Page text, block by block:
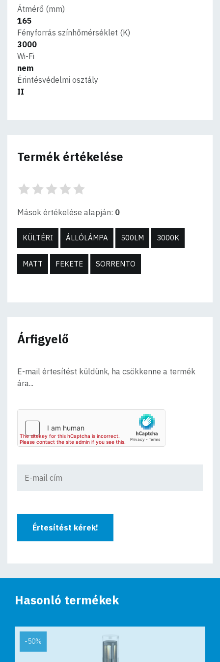
Átmérő (mm)
165
Fényforrás színhőmérséklet (K)
3000
Wi-Fi
nem
Érintésvédelmi osztály
II
Termék értékelése
Mások értékelése alapján: 0
KÜLTÉRI ÁLLÓLÁMPA 500LM 3000K
MATT FEKETE SORRENTO
Árfigyelő
E-mail értesítést küldünk, ha csökkenne a termék
ára...
Értesítést kérek!
Hasonló termékek
-50%